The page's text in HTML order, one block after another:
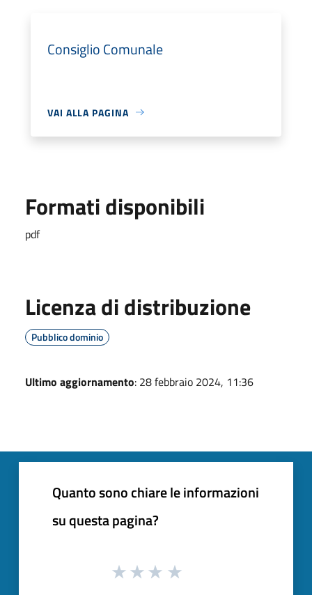
Consiglio Comunale
VAI ALLA PAGINA
Formati disponibili
pdf
Licenza di distribuzione
Pubblico dominio
Ultimo aggiornamento: 28 febbraio 2024, 11:36
Quanto sono chiare le informazioni
su questa pagina?